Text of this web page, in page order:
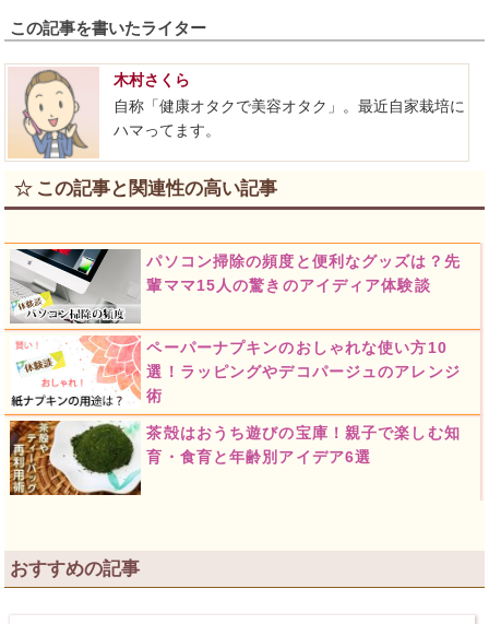
この記事を書いたライター
木村さくら
自称「健康オタクで美容オタク」。最近自家栽培に
ハマってます。
この記事と関連性の高い記事
パソコン掃除の頻度と便利なグッズは？先
輩ママ15人の驚きのアイディア体験談
ペーパーナプキンのおしゃれな使い方10
選！ラッピングやデコパージュのアレンジ
術
茶殻はおうち遊びの宝庫！親子で楽しむ知
育・食育と年齢別アイデア6選
おすすめの記事